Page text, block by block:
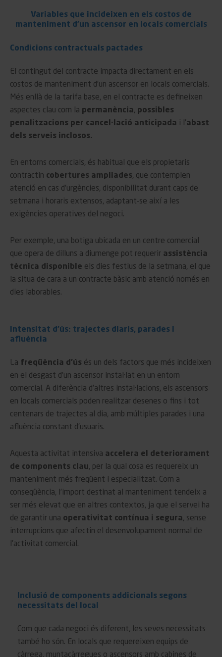
Variables que incideixen en els costos de
manteniment d’un ascensor en locals comercials
Condicions contractuals pactades
El contingut del contracte impacta directament en els
costos de manteniment d’un ascensor en locals comercials.
Més enllà de la tarifa base, en el contracte es defineixen
aspectes clau com la permanència, possibles
penalitzacions per cancel·lació anticipada i l’abast
dels serveis inclosos.
En entorns comercials, és habitual que els propietaris
contractin cobertures ampliades, que contemplen
atenció en cas d’urgències, disponibilitat durant caps de
setmana i horaris extensos, adaptant-se així a les
exigències operatives del negoci.
Per exemple, una botiga ubicada en un centre comercial
que opera de dilluns a diumenge pot requerir assistència
tècnica disponible els dies festius de la setmana, el que
la situa de cara a un contracte bàsic amb atenció només en
dies laborables.
Intensitat d’ús: trajectes diaris, parades i
afluència
La freqüència d’ús és un dels factors que més incideixen
en el desgast d’un ascensor instal·lat en un entorn
comercial. A diferència d’altres instal·lacions, els ascensors
en locals comercials poden realitzar desenes o fins i tot
centenars de trajectes al dia, amb múltiples parades i una
afluència constant d’usuaris.
Aquesta activitat intensiva accelera el deteriorament
de components clau, per la qual cosa es requereix un
manteniment més freqüent i especialitzat. Com a
conseqüència, l’import destinat al manteniment tendeix a
ser més elevat que en altres contextos, ja que el servei ha
de garantir una operativitat contínua i segura, sense
interrupcions que afectin el desenvolupament normal de
l’activitat comercial.
Inclusió de components addicionals segons
necessitats del local
Com que cada negoci és diferent, les seves necessitats
també ho són. En locals que requereixen equips de
càrrega, muntacàrregues o ascensors amb cabines de